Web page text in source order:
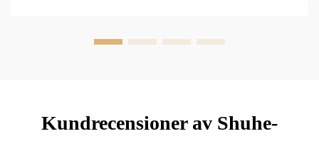
Kundrecensioner av Shuhe-